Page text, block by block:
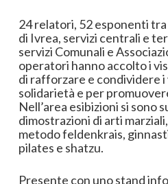
24 relatori, 52 esponenti
di Ivrea, servizi centrali e
servizi Comunali e
operatori hanno accolto i
di rafforzare e condividere i
solidarietà e per
Nell’area esibizioni si sono
dimostrazioni di arti
metodo feldenkrais,
pilates e shatzu.
Presente con uno stand